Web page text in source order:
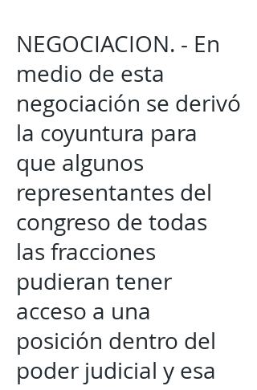
NEGOCIACION. - En
medio de esta
negociación se derivó
la coyuntura para
que algunos
representantes del
congreso de todas
las fracciones
pudieran tener
acceso a una
posición dentro del
poder judicial y esa